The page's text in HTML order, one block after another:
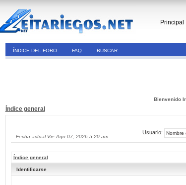
Principal
ÍNDICE DEL FORO FAQ BUSCAR
Bienvenido
Índice general
Fecha actual Vie Ago 07, 2026 5:20 am
Usuario:
Índice general
Identificarse